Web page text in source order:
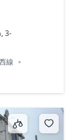
3-
線